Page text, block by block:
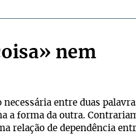
nem
entre duas
a forma da outra.
relação de dependência